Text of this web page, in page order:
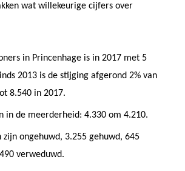
wat willekeurige cijfers over
in Princenhage is in 2017 met 5
2013 is de stijging afgerond 2% van
8.540 in 2017.
in de meerderheid: 4.330 om 4.210.
zijn ongehuwd, 3.255 gehuwd, 645
verweduwd.